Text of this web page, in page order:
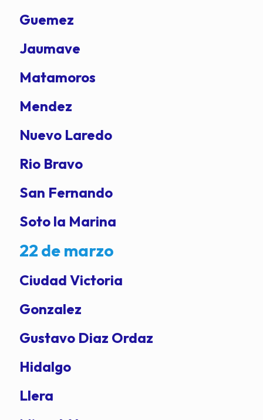
Guemez
Jaumave
Matamoros
Mendez
Nuevo Laredo
Rio Bravo
San Fernando
Soto la Marina
22 de marzo
Ciudad Victoria
Gonzalez
Gustavo Diaz Ordaz
Hidalgo
Llera